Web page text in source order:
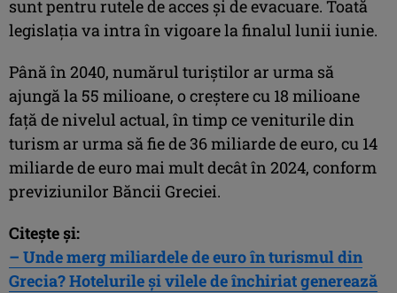
sunt pentru rutele de acces şi de evacuare. Toată
legislaţia va intra în vigoare la finalul lunii iunie.
Până în 2040, numărul turiştilor ar urma să
ajungă la 55 milioane, o creştere cu 18 milioane
faţă de nivelul actual, în timp ce veniturile din
turism ar urma să fie de 36 miliarde de euro, cu 14
miliarde de euro mai mult decât în 2024, conform
previziunilor Băncii Greciei.
Citește și:
– Unde merg miliardele de euro în turismul din
Grecia? Hotelurile și vilele de închiriat generează